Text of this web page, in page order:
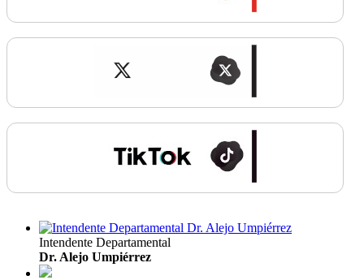
Intendente Departamental
Dr. Alejo Umpiérrez